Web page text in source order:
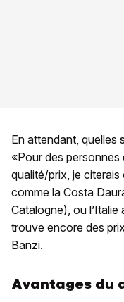
En attendant, quelles
«Pour des
qualité/prix, je citerais
comme la Costa
Catalogne), ou l’Italie
trouve encore des
Banzi.
Avantages du